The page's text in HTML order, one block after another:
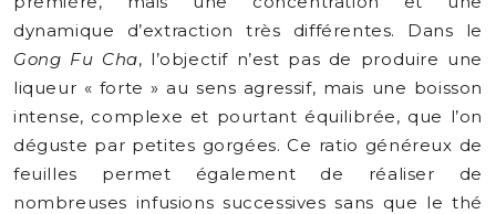
dynamique d’extraction très différentes. Dans le
Gong Fu Cha, l’objectif n’est pas de produire une
liqueur « forte » au sens agressif, mais une boisson
intense, complexe et pourtant équilibrée, que l’on
déguste par petites gorgées. Ce ratio généreux de
feuilles permet également de réaliser de
nombreuses infusions successives sans que le thé